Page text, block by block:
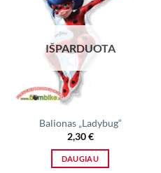
IŠPARDUOTA
Balionas „Ladybug“
2,30€
DAUGIAU